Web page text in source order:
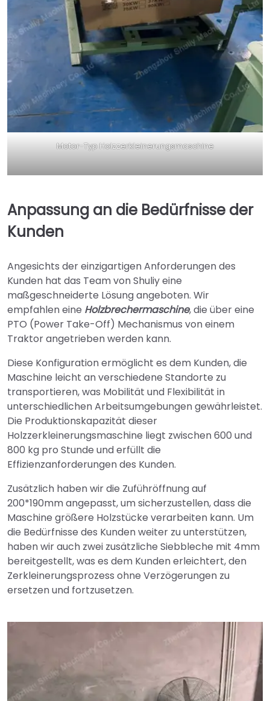
Motor-Typ Holzzerkleinerungsmaschine
Anpassung an die Bedürfnisse der
Kunden
Angesichts der einzigartigen Anforderungen des
Kunden hat das Team von Shuliy eine
maßgeschneiderte Lösung angeboten. Wir
empfahlen eine Holzbrechermaschine, die über eine
PTO (Power Take-Off) Mechanismus von einem
Traktor angetrieben werden kann.
Diese Konfiguration ermöglicht es dem Kunden, die
Maschine leicht an verschiedene Standorte zu
transportieren, was Mobilität und Flexibilität in
unterschiedlichen Arbeitsumgebungen gewährleistet.
Die Produktionskapazität dieser
Holzzerkleinerungsmaschine liegt zwischen 600 und
800 kg pro Stunde und erfüllt die
Effizienzanforderungen des Kunden.
Zusätzlich haben wir die Zuführöffnung auf
200*190mm angepasst, um sicherzustellen, dass die
Maschine größere Holzstücke verarbeiten kann. Um
die Bedürfnisse des Kunden weiter zu unterstützen,
haben wir auch zwei zusätzliche Siebbleche mit 4mm
bereitgestellt, was es dem Kunden erleichtert, den
Zerkleinerungsprozess ohne Verzögerungen zu
ersetzen und fortzusetzen.